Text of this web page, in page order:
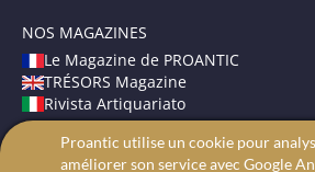
NOS MAGAZINES
Le Magazine de PROANTIC
TRÉSORS Magazine
Rivista Artiquariato
CONDITIONS GÉNÉRALES
Proantic utilise un cookie pour
améliorer son service avec Google